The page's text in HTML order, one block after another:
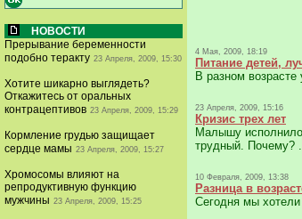
НОВОСТИ
Прерывание беременности
подобно теракту 23 Апреля, 2009, 15:30
Хотите шикарно выглядеть?
Откажитесь от оральных
контрацептивов 23 Апреля, 2009, 15:29
Кормление грудью защищает
сердце мамы 23 Апреля, 2009, 15:27
Хромосомы влияют на
репродуктивную функцию
мужчины 23 Апреля, 2009, 15:25
4 Мая, 2009, 18:19
Питание детей,
В разном
23 Апреля, 2009, 15:16
Кризис трех лет
Малышу
трудный. Почему?
10 Февраля, 2009, 13:38
Разница в
Сегодня мы